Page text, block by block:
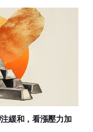
緩和，看漲壓力加